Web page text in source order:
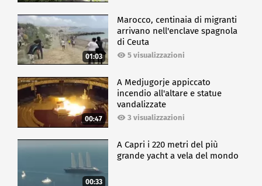
01:03
Marocco, centinaia di migranti
arrivano nell'enclave spagnola
di Ceuta
5 visualizzazioni
00:47
A Medjugorje appiccato
incendio all'altare e statue
vandalizzate
3 visualizzazioni
00:33
A Capri i 220 metri del più
grande yacht a vela del mondo